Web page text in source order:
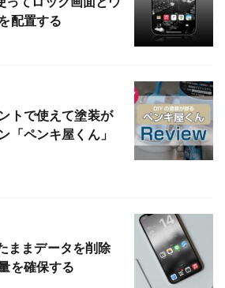
配置する
トで使えて塗装が
「ペンキ屋くん」
ままデータを削除
を確保する